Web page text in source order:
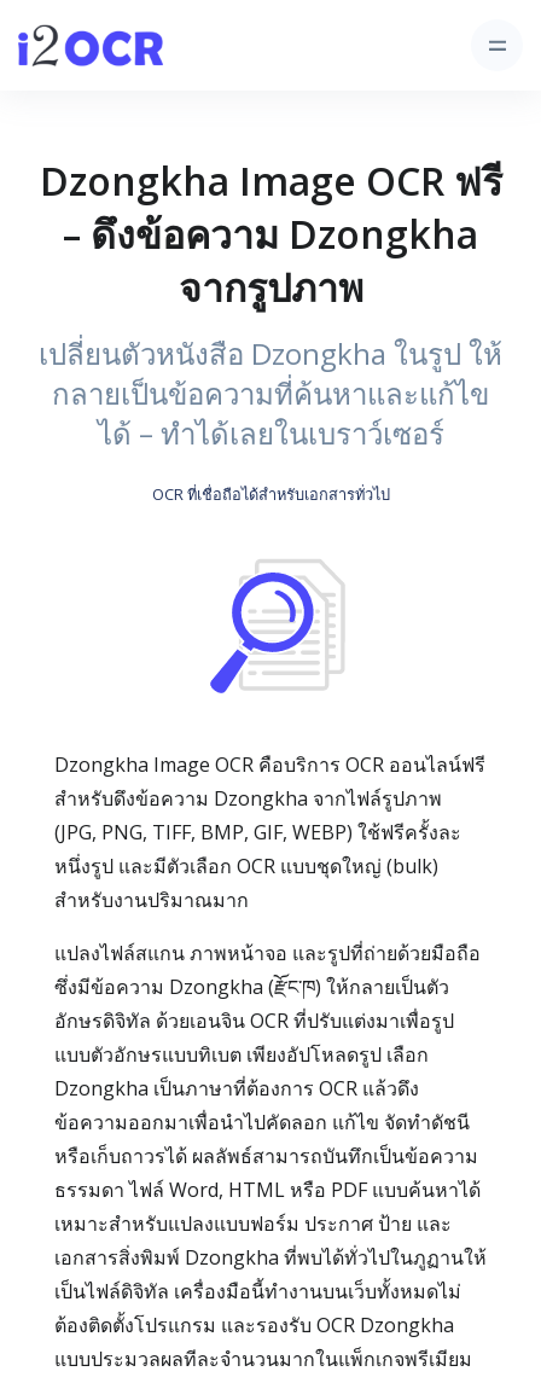
Dzongkha Image OCR ฟรี
– ดึงข้อความ Dzongkha
จากรูปภาพ
เปลี่ยนตัวหนังสือ Dzongkha ในรูป ให้
กลายเป็นข้อความที่ค้นหาและแก้ไข
ได้ – ทำได้เลยในเบราว์เซอร์
OCR ที่เชื่อถือได้สำหรับเอกสารทั่วไป
Dzongkha Image OCR คือบริการ OCR ออนไลน์ฟรี
สำหรับดึงข้อความ Dzongkha จากไฟล์รูปภาพ
(JPG, PNG, TIFF, BMP, GIF, WEBP) ใช้ฟรีครั้งละ
หนึ่งรูป และมีตัวเลือก OCR แบบชุดใหญ่ (bulk)
สำหรับงานปริมาณมาก
แปลงไฟล์สแกน ภาพหน้าจอ และรูปที่ถ่ายด้วยมือถือ
ซึ่งมีข้อความ Dzongkha (རྫོང་ཁ) ให้กลายเป็นตัว
อักษรดิจิทัล ด้วยเอนจิน OCR ที่ปรับแต่งมาเพื่อรูป
แบบตัวอักษรแบบทิเบต เพียงอัปโหลดรูป เลือก
Dzongkha เป็นภาษาที่ต้องการ OCR แล้วดึง
ข้อความออกมาเพื่อนำไปคัดลอก แก้ไข จัดทำดัชนี
หรือเก็บถาวรได้ ผลลัพธ์สามารถบันทึกเป็นข้อความ
ธรรมดา ไฟล์ Word, HTML หรือ PDF แบบค้นหาได้
เหมาะสำหรับแปลงแบบฟอร์ม ประกาศ ป้าย และ
เอกสารสิ่งพิมพ์ Dzongkha ที่พบได้ทั่วไปในภูฏานให้
เป็นไฟล์ดิจิทัล เครื่องมือนี้ทำงานบนเว็บทั้งหมดไม่
ต้องติดตั้งโปรแกรม และรองรับ OCR Dzongkha
แบบประมวลผลทีละจำนวนมากในแพ็กเกจพรีเมียม